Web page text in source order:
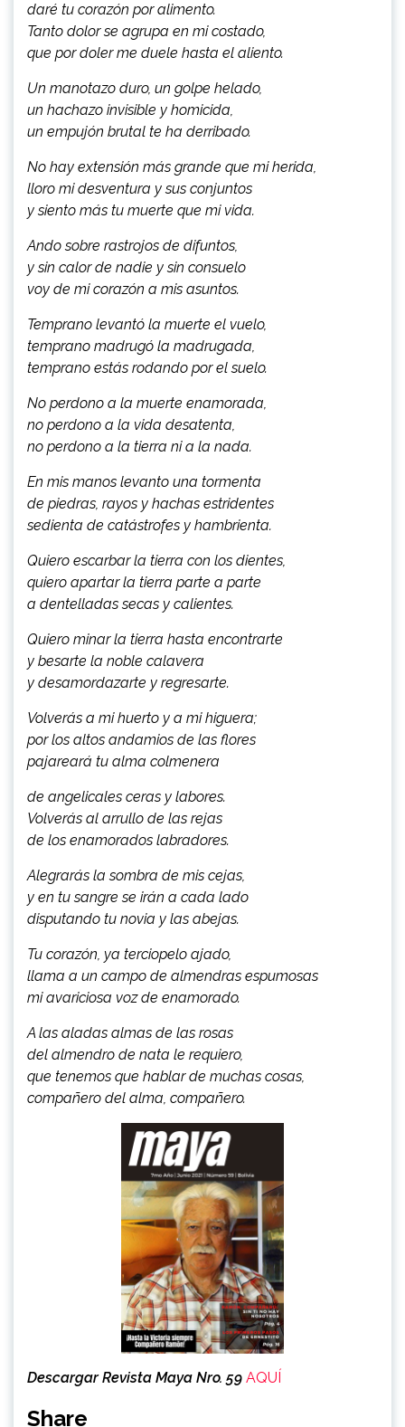
daré tu corazón por alimento.
Tanto dolor se agrupa en mi costado,
que por doler me duele hasta el aliento.
Un manotazo duro, un golpe helado,
un hachazo invisible y homicida,
un empujón brutal te ha derribado.
No hay extensión más grande que mi herida,
lloro mi desventura y sus conjuntos
y siento más tu muerte que mi vida.
Ando sobre rastrojos de difuntos,
y sin calor de nadie y sin consuelo
voy de mi corazón a mis asuntos.
Temprano levantó la muerte el vuelo,
temprano madrugó la madrugada,
temprano estás rodando por el suelo.
No perdono a la muerte enamorada,
no perdono a la vida desatenta,
no perdono a la tierra ni a la nada.
En mis manos levanto una tormenta
de piedras, rayos y hachas estridentes
sedienta de catástrofes y hambrienta.
Quiero escarbar la tierra con los dientes,
quiero apartar la tierra parte a parte
a dentelladas secas y calientes.
Quiero minar la tierra hasta encontrarte
y besarte la noble calavera
y desamordazarte y regresarte.
Volverás a mi huerto y a mi higuera;
por los altos andamios de las flores
pajareará tu alma colmenera
de angelicales ceras y labores.
Volverás al arrullo de las rejas
de los enamorados labradores.
Alegrarás la sombra de mis cejas,
y en tu sangre se irán a cada lado
disputando tu novia y las abejas.
Tu corazón, ya terciopelo ajado,
llama a un campo de almendras espumosas
mi avariciosa voz de enamorado.
A las aladas almas de las rosas
del almendro de nata le requiero,
que tenemos que hablar de muchas cosas,
compañero del alma, compañero.
Descargar Revista Maya Nro. 59 AQUÍ
Share